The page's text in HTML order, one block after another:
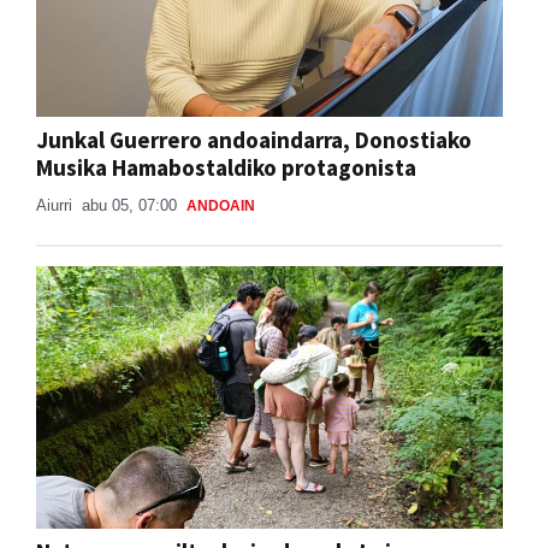
Junkal Guerrero andoaindarra, Donostiako
Musika Hamabostaldiko protagonista
Aiurri abu 05, 07:00 ANDOAIN